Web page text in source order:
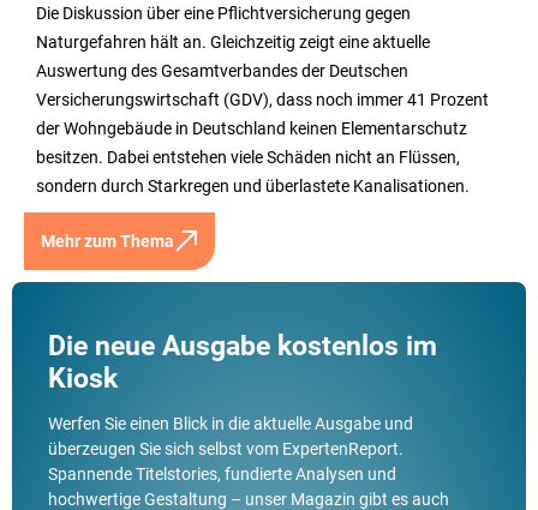
Die Diskussion über eine Pflichtversicherung gegen
Naturgefahren hält an. Gleichzeitig zeigt eine aktuelle
Auswertung des Gesamtverbandes der Deutschen
Versicherungswirtschaft (GDV), dass noch immer 41 Prozent
der Wohngebäude in Deutschland keinen Elementarschutz
besitzen. Dabei entstehen viele Schäden nicht an Flüssen,
sondern durch Starkregen und überlastete Kanalisationen.
Mehr zum Thema
Die neue Ausgabe kostenlos im
Kiosk
Werfen Sie einen Blick in die aktuelle Ausgabe und
überzeugen Sie sich selbst vom ExpertenReport.
Spannende Titelstories, fundierte Analysen und
hochwertige Gestaltung – unser Magazin gibt es auch